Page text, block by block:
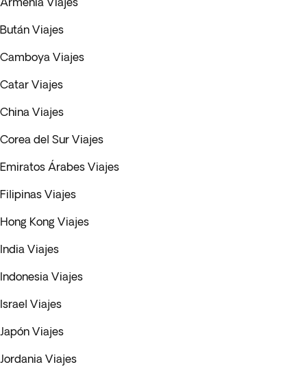
Bután Viajes
Camboya Viajes
Catar Viajes
China Viajes
Corea del Sur Viajes
Emiratos Árabes Viajes
Filipinas Viajes
Hong Kong Viajes
India Viajes
Indonesia Viajes
Israel Viajes
Japón Viajes
Jordania Viajes